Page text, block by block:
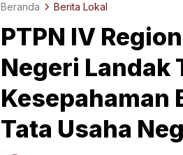
Beranda Berita Lokal
PTPN IV
Negeri Landak
Kesepahaman
Tata Usaha